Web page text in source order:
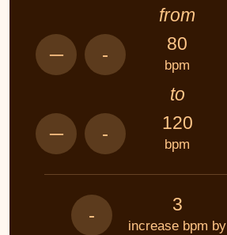
from
─ - 80
bpm
to
─ - 120
bpm
- 3
increase bpm by